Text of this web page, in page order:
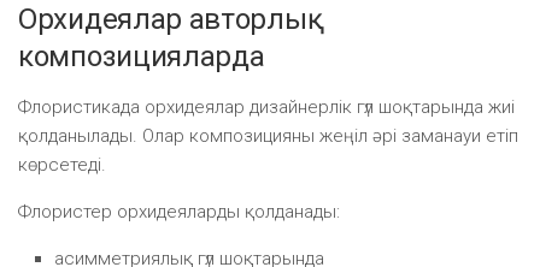
Орхидеялар авторлық
композицияларда
Флористикада орхидеялар дизайнерлік гүл шоқтарында жиі
қолданылады. Олар композицияны жеңіл әрі заманауи етіп
көрсетеді.
Флористер орхидеяларды қолданады:
асимметриялық гүл шоқтарында